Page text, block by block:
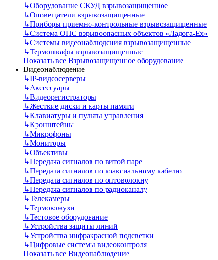
↳Оборудование СКУД взрывозащищенное
↳Оповещатели взрывозащищенные
↳Приборы приемно-контрольные взрывозащищенные
↳Система ОПС взрывоопасных объектов «Ладога-Ex»
↳Системы видеонаблюдения взрывозащищенные
↳Термошкафы взрывозащищенные
Показать все Взрывозащищенное оборудование
Видеонаблюдение
↳IP-видеосерверы
↳Аксессуары
↳Видеорегистраторы
↳Жёсткие диски и карты памяти
↳Клавиатуры и пульты управления
↳Кронштейны
↳Микрофоны
↳Мониторы
↳Объективы
↳Передача сигналов по витой паре
↳Передача сигналов по коаксиальному кабелю
↳Передача сигналов по оптоволокну
↳Передача сигналов по радиоканалу
↳Телекамеры
↳Термокожухи
↳Тестовое оборудование
↳Устройства защиты линий
↳Устройства инфракрасной подсветки
↳Цифровые системы видеоконтроля
Показать все Видеонаблюдение